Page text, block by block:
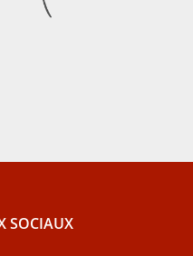
SOCIAUX